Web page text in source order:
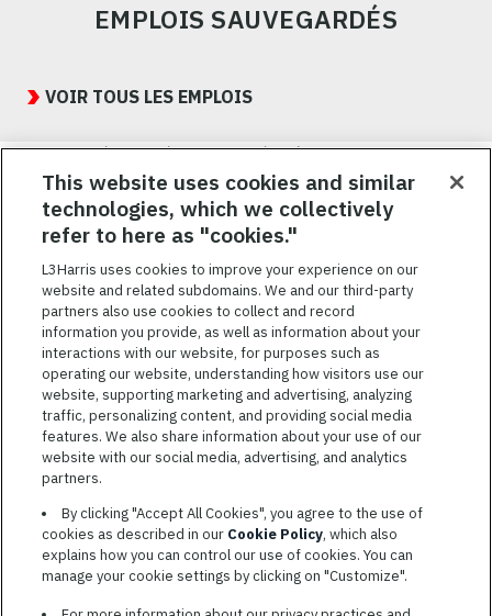
EMPLOIS SAUVEGARDÉS
JobsVOIR TOUS LES EMPLOIS
Nous visons à attirer, à mobiliser et à fidéliser une main-d’œuvre
hautement performante et diversifiée. De plus, nous croyons
qu’une culture d’inclusion amusante et décontractée aide nos
employés à réaliser leur plein potentiel. Nous donnons les moyens
à nos employés, sans égard à leur race, leur couleur, leur religion,
origine nationale, leur handicap ou leur statut d’ancien
combattant, d’innover afin de résoudre les problèmes les plus
coriaces de nos clients.
CONDITIONS GÉNÉRALES D’UTILISATION
COOKIE SETTINGS
PLAN DU SITE
PRIVACY POLICY
COOKIE CHOICES & INFO
L3HARRIS.COM
This website uses cookies and similar
technologies, which we collectively
refer to here as "cookies."
L3Harris uses cookies to improve your experience on our
website and related subdomains. We and our third-party
partners also use cookies to collect and record
information you provide, as well as information about your
interactions with our website, for purposes such as
operating our website, understanding how visitors use our
website, supporting marketing and advertising, analyzing
traffic, personalizing content, and providing social media
features. We also share information about your use of our
website with our social media, advertising, and analytics
partners.
By clicking "Accept All Cookies", you agree to the use of
cookies as described in our Cookie Policy, which also
explains how you can control our use of cookies. You can
manage your cookie settings by clicking on "Customize".